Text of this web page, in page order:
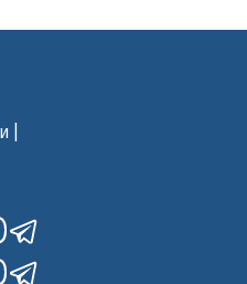
|
Телеграмма